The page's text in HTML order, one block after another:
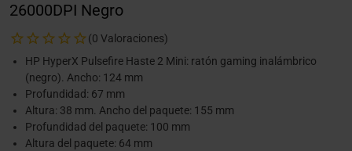
26000DPI Negro
(0 Valoraciones)
HP HyperX Pulsefire Haste 2 Mini: ratón gaming inalámbrico
(negro). Ancho: 124 mm
Profundidad: 67 mm
Altura: 38 mm. Ancho del paquete: 155 mm
Profundidad del paquete: 100 mm
Altura del paquete: 64 mm